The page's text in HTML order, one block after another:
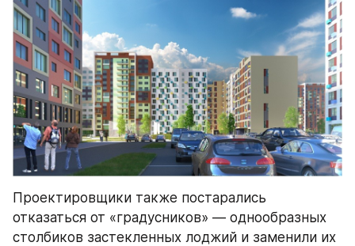
Проектировщики также постарались
отказаться от «градусников» — однообразных
столбиков застекленных лоджий и заменили их